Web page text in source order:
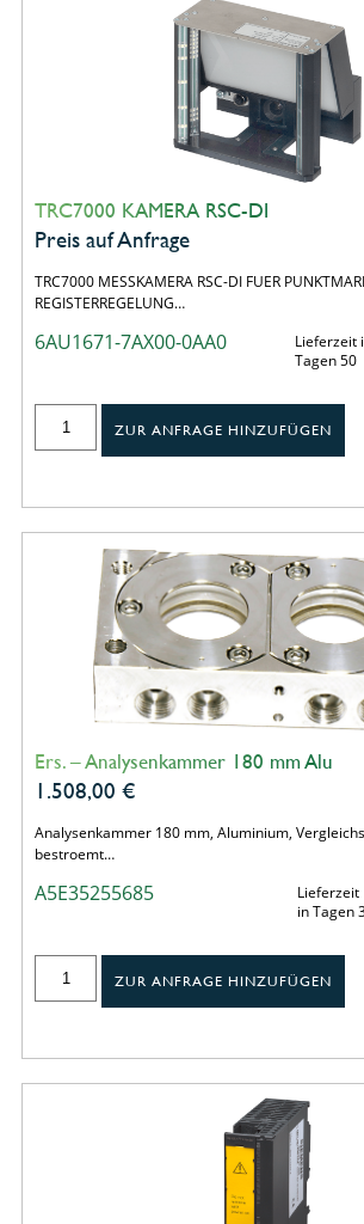
TRC7000 KAMERA RSC-DI
Preis auf Anfrage
TRC7000 MESSKAMERA RSC-DI FUER
REGISTERREGELUNG…
6AU1671-7AX00-0AA0
Lieferzeit
Tagen 50
ZUR ANFRAGE HINZUFÜGEN
Ers. – Analysenkammer 180 mm Alu
1.508,00 €
Analysenkammer 180 mm, Aluminium,
bestroemt…
A5E35255685
Lieferzeit
in Tagen
ZUR ANFRAGE HINZUFÜGEN